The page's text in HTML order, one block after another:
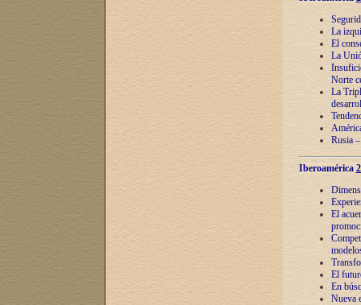
La
El
La
Norte
La
Rusia
Iberoamérica
El
El
En
Nueva